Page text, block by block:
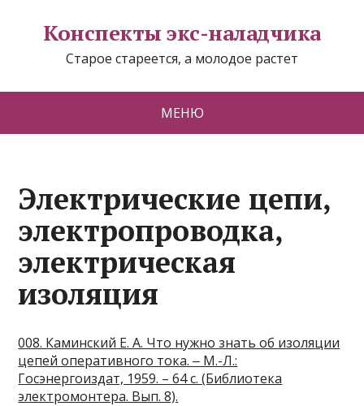
Конспекты экс-наладчика
Старое стареется, а молодое растет
МЕНЮ
Электрические цепи,
электропроводка,
электрическая
изоляция
008. Каминский Е. А. Что нужно знать об изоляции
цепей оперативного тока. ‒ М.-Л.:
Госэнергоиздат, 1959. – 64 с. (Библиотека
электромонтера. Вып. 8).